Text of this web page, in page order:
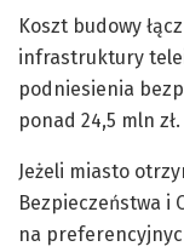
Koszt budowy
infrastruktury
podniesienia
ponad 24,5 mln zł.
Jeżeli miasto
Bezpieczeństwa i
na